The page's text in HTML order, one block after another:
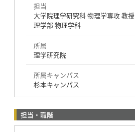
担当
大学院理学研究科 物理学専攻 教授
理学部 物理学科
所属
理学研究院
所属キャンパス
杉本キャンパス
担当・職階